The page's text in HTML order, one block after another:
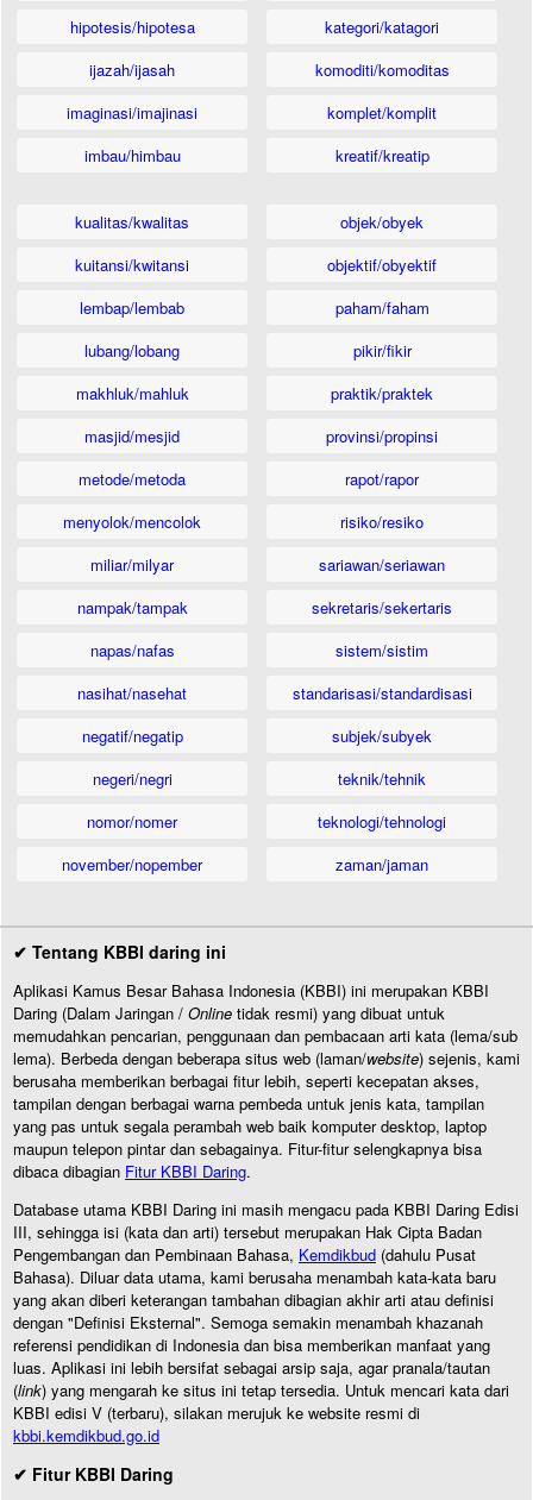
hipotesis/hipotesa
ijazah/ijasah
imaginasi/imajinasi
imbau/himbau
kategori/katagori
komoditi/komoditas
komplet/komplit
kreatif/kreatip
kualitas/kwalitas
kuitansi/kwitansi
lembap/lembab
lubang/lobang
makhluk/mahluk
masjid/mesjid
metode/metoda
menyolok/mencolok
miliar/milyar
nampak/tampak
napas/nafas
nasihat/nasehat
negatif/negatip
negeri/negri
nomor/nomer
november/nopember
objek/obyek
objektif/obyektif
paham/faham
pikir/fikir
praktik/praktek
provinsi/propinsi
rapot/rapor
risiko/resiko
sariawan/seriawan
sekretaris/sekertaris
sistem/sistim
standarisasi/standardisasi
subjek/subyek
teknik/tehnik
teknologi/tehnologi
zaman/jaman
✔ Tentang KBBI daring ini
Aplikasi Kamus Besar Bahasa Indonesia (KBBI) ini merupakan KBBI
Daring (Dalam Jaringan / Online tidak resmi) yang dibuat untuk
memudahkan pencarian, penggunaan dan pembacaan arti kata (lema/sub
lema). Berbeda dengan beberapa situs web (laman/website) sejenis, kami
berusaha memberikan berbagai fitur lebih, seperti kecepatan akses,
tampilan dengan berbagai warna pembeda untuk jenis kata, tampilan
yang pas untuk segala perambah web baik komputer desktop, laptop
maupun telepon pintar dan sebagainya. Fitur-fitur selengkapnya bisa
dibaca dibagian Fitur KBBI Daring.
Database utama KBBI Daring ini masih mengacu pada KBBI Daring Edisi
III, sehingga isi (kata dan arti) tersebut merupakan Hak Cipta Badan
Pengembangan dan Pembinaan Bahasa, Kemdikbud (dahulu Pusat
Bahasa). Diluar data utama, kami berusaha menambah kata-kata baru
yang akan diberi keterangan tambahan dibagian akhir arti atau definisi
dengan "Definisi Eksternal". Semoga semakin menambah khazanah
referensi pendidikan di Indonesia dan bisa memberikan manfaat yang
luas. Aplikasi ini lebih bersifat sebagai arsip saja, agar pranala/tautan
(link) yang mengarah ke situs ini tetap tersedia. Untuk mencari kata dari
KBBI edisi V (terbaru), silakan merujuk ke website resmi di
kbbi.kemdikbud.go.id
✔ Fitur KBBI Daring